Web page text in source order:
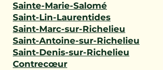
Sainte-Marie-Salomé
Saint-Lin-Laurentides
Saint-Marc-sur-Richelieu
Saint-Antoine-sur-Richelieu
Saint-Denis-sur-Richelieu
Contrecœur